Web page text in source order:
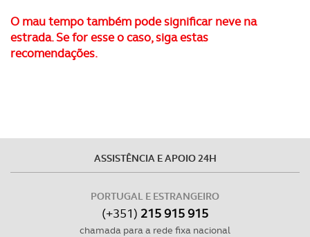
O mau tempo também pode significar neve na
estrada. Se for esse o caso, siga estas
recomendações.
ASSISTÊNCIA E APOIO 24H
PORTUGAL E ESTRANGEIRO
(+351) 215 915 915
chamada para a rede fixa nacional